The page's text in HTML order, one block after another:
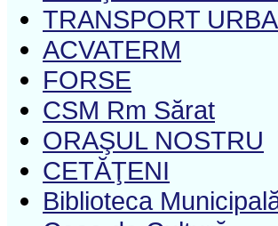
TRANSPORT
ACVATERM
FORSE
CSM Rm Sărat
ORAŞUL NOSTRU
CETĂŢENI
Biblioteca